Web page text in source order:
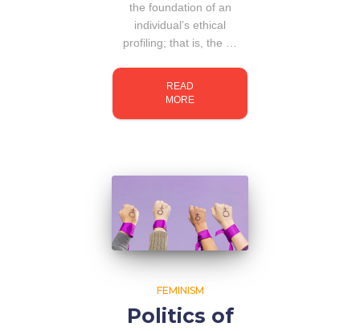
the foundation of an
individual’s ethical
profiling; that is, the …
READ
MORE
FEMINISM
Politics of